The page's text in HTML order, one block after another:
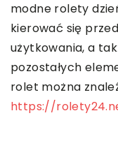
modne rolety
kierować się
użytkowania, a
pozostałych
rolet można
https://